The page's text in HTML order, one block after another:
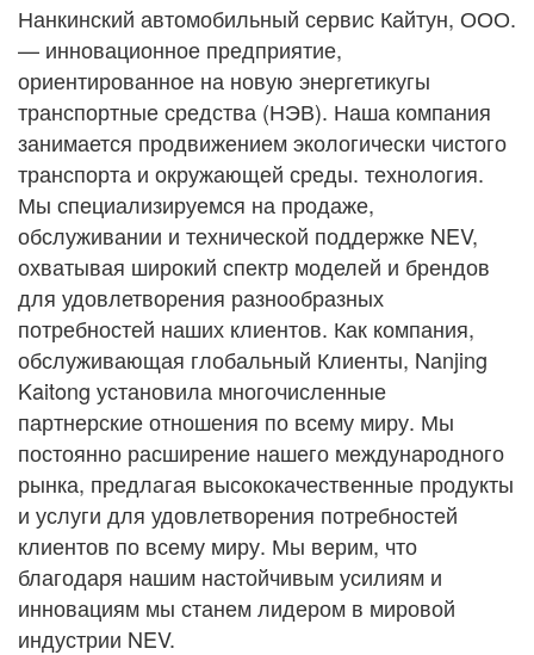
Нанкинский автомобильный сервис Кайтун, ООО.
— инновационное предприятие,
ориентированное на новую энергетикугы
транспортные средства (НЭВ). Наша компания
занимается продвижением экологически чистого
транспорта и окружающей среды. технология.
Мы специализируемся на продаже,
обслуживании и технической поддержке NEV,
охватывая широкий спектр моделей и брендов
для удовлетворения разнообразных
потребностей наших клиентов. Как компания,
обслуживающая глобальный Клиенты, Nanjing
Kaitong установила многочисленные
партнерские отношения по всему миру. Мы
постоянно расширение нашего международного
рынка, предлагая высококачественные продукты
и услуги для удовлетворения потребностей
клиентов по всему миру. Мы верим, что
благодаря нашим настойчивым усилиям и
инновациям мы станем лидером в мировой
индустрии NEV.